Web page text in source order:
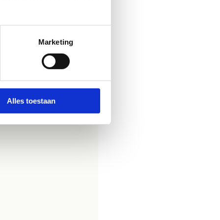
Marketing
Alles toestaan
invloed hebben
luchtkwaliteit is
de Vlaamse Milieu
is met de
vanaf 2019.